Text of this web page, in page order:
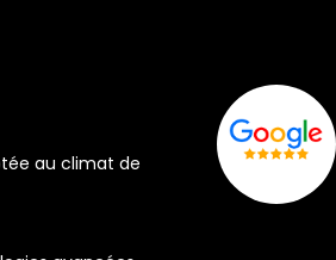
au climat de